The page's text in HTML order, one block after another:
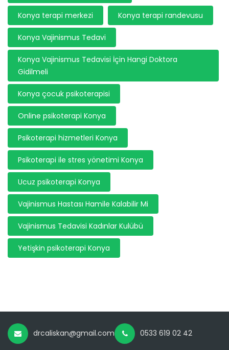
Konya terapi merkezi Konya terapi randevusu
Konya Vajinismus Tedavi
Konya Vajinismus Tedavisi İçin Hangi Doktora
Gidilmeli
Konya çocuk psikoterapisi
Online psikoterapi Konya
Psikoterapi hizmetleri Konya
Psikoterapi ile stres yönetimi Konya
Ucuz psikoterapi Konya
Vajinismus Hastası Hamile Kalabilir Mi
Vajinismus Tedavisi Kadınlar Kulübü
Yetişkin psikoterapi Konya
drcaliskan@gmail.com 0533 619 02 42